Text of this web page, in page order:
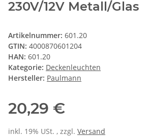
230V/12V Metall/Glas
Artikelnummer: 601.20
GTIN: 4000870601204
HAN: 601.20
Kategorie: Deckenleuchten
Hersteller: Paulmann
20,29 €
inkl. 19% USt. , zzgl. Versand